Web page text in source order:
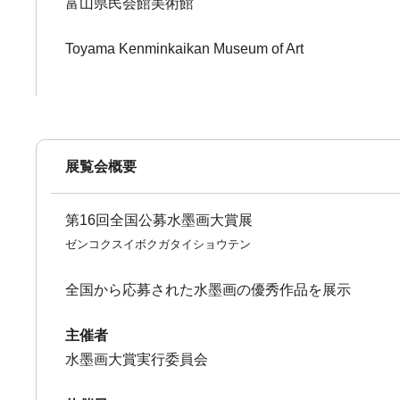
富山県民会館美術館
Toyama Kenminkaikan Museum of Art
展覧会概要
第16回全国公募水墨画大賞展
ゼンコクスイボクガタイショウテン
全国から応募された水墨画の優秀作品を展示
主催者
水墨画大賞実行委員会